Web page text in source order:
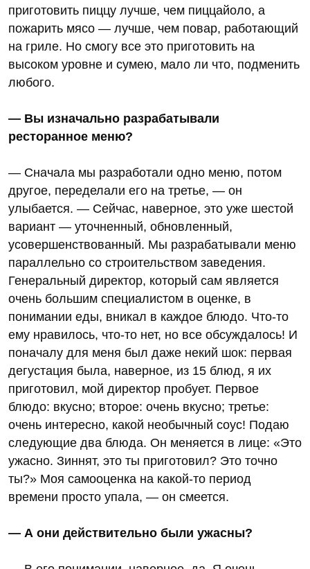
приготовить пиццу лучше, чем пиццайоло, а
пожарить мясо — лучше, чем повар, работающий
на гриле. Но смогу все это приготовить на
высоком уровне и сумею, мало ли что, подменить
любого.
— Вы изначально разрабатывали
ресторанное меню?
— Сначала мы разработали одно меню, потом
другое, переделали его на третье, — он
улыбается. — Сейчас, наверное, это уже шестой
вариант — уточненный, обновленный,
усовершенствованный. Мы разрабатывали меню
параллельно со строительством заведения.
Генеральный директор, который сам является
очень большим специалистом в оценке, в
понимании еды, вникал в каждое блюдо. Что-то
ему нравилось, что-то нет, но все обсуждалось! И
поначалу для меня был даже некий шок: первая
дегустация была, наверное, из 15 блюд, я их
приготовил, мой директор пробует. Первое
блюдо: вкусно; второе: очень вкусно; третье:
очень интересно, какой необычный соус! Подаю
следующие два блюда. Он меняется в лице: «Это
ужасно. Зиннят, это ты приготовил? Это точно
ты?» Моя самооценка на какой-то период
времени просто упала, — он смеется.
— А они действительно были ужасны?